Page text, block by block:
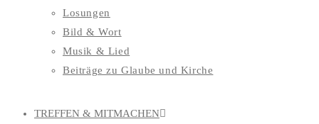
Losungen
Bild & Wort
Musik & Lied
Beiträge zu Glaube und Kirche
TREFFEN & MITMACHEN